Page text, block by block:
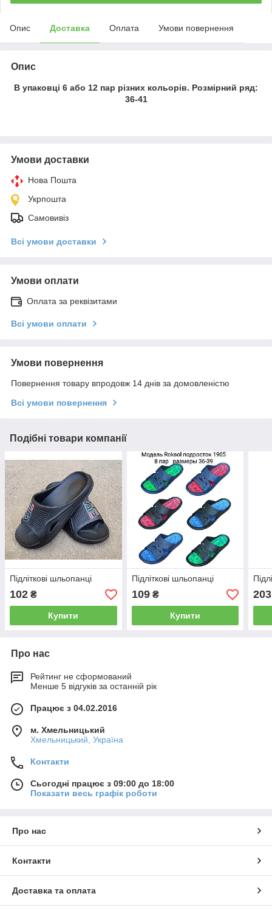
Опис Доставка Оплата Умови повернення
Опис
В упаковці 6 або 12 пар різних кольорів. Розмірний ряд:
36-41
Умови доставки
Нова Пошта
Укрпошта
Самовивіз
Всі умови доставки
Умови оплати
Оплата за реквізитами
Всі умови оплати
Умови повернення
Повернення товару впродовж 14 днів за домовленістю
Всі умови повернення
Подібні товари компанії
Підліткові шльопанці
102 ₴
Купити
Підліткові шльопанці
109₴
Купити
203
Про нас
Рейтинг не сформований
Менше 5 відгуків за останній рік
Працює з 04.02.2016
м. Хмельницький
Хмельницький, Україна
Контакти
Сьогодні працює з 09:00 до 18:00
Показати весь графік роботи
Про нас
Контакти
Доставка та оплата